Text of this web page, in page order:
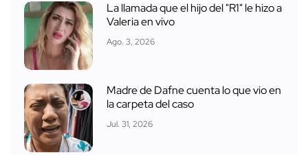
La llamada que el hijo del "R1" le hizo a
Valeria en vivo
Ago. 3, 2026
Madre de Dafne cuenta lo que vio en
la carpeta del caso
Jul. 31, 2026